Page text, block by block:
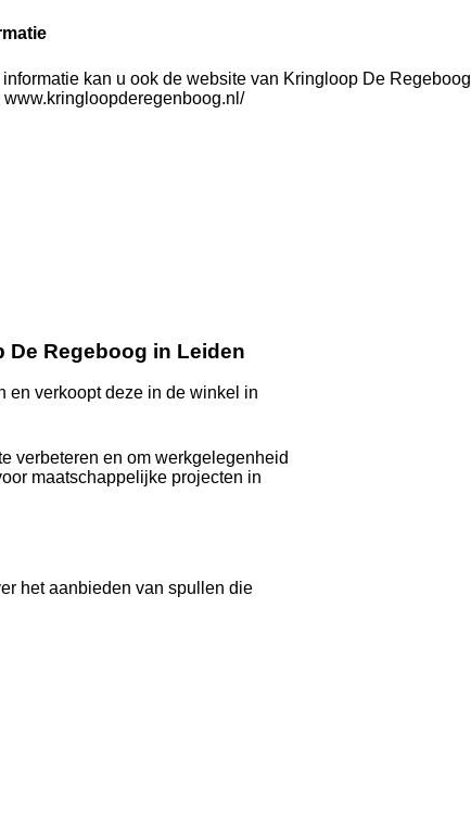
informatie kan u ook de website van Kringloop De Regeboog
www.kringloopderegenboog.nl/
De Regeboog in Leiden
en verkoopt deze in de winkel in
verbeteren en om werkgelegenheid
maatschappelijke projecten in
het aanbieden van spullen die